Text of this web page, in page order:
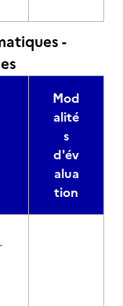
-
Mod
alité
s
d'év
alua
tion